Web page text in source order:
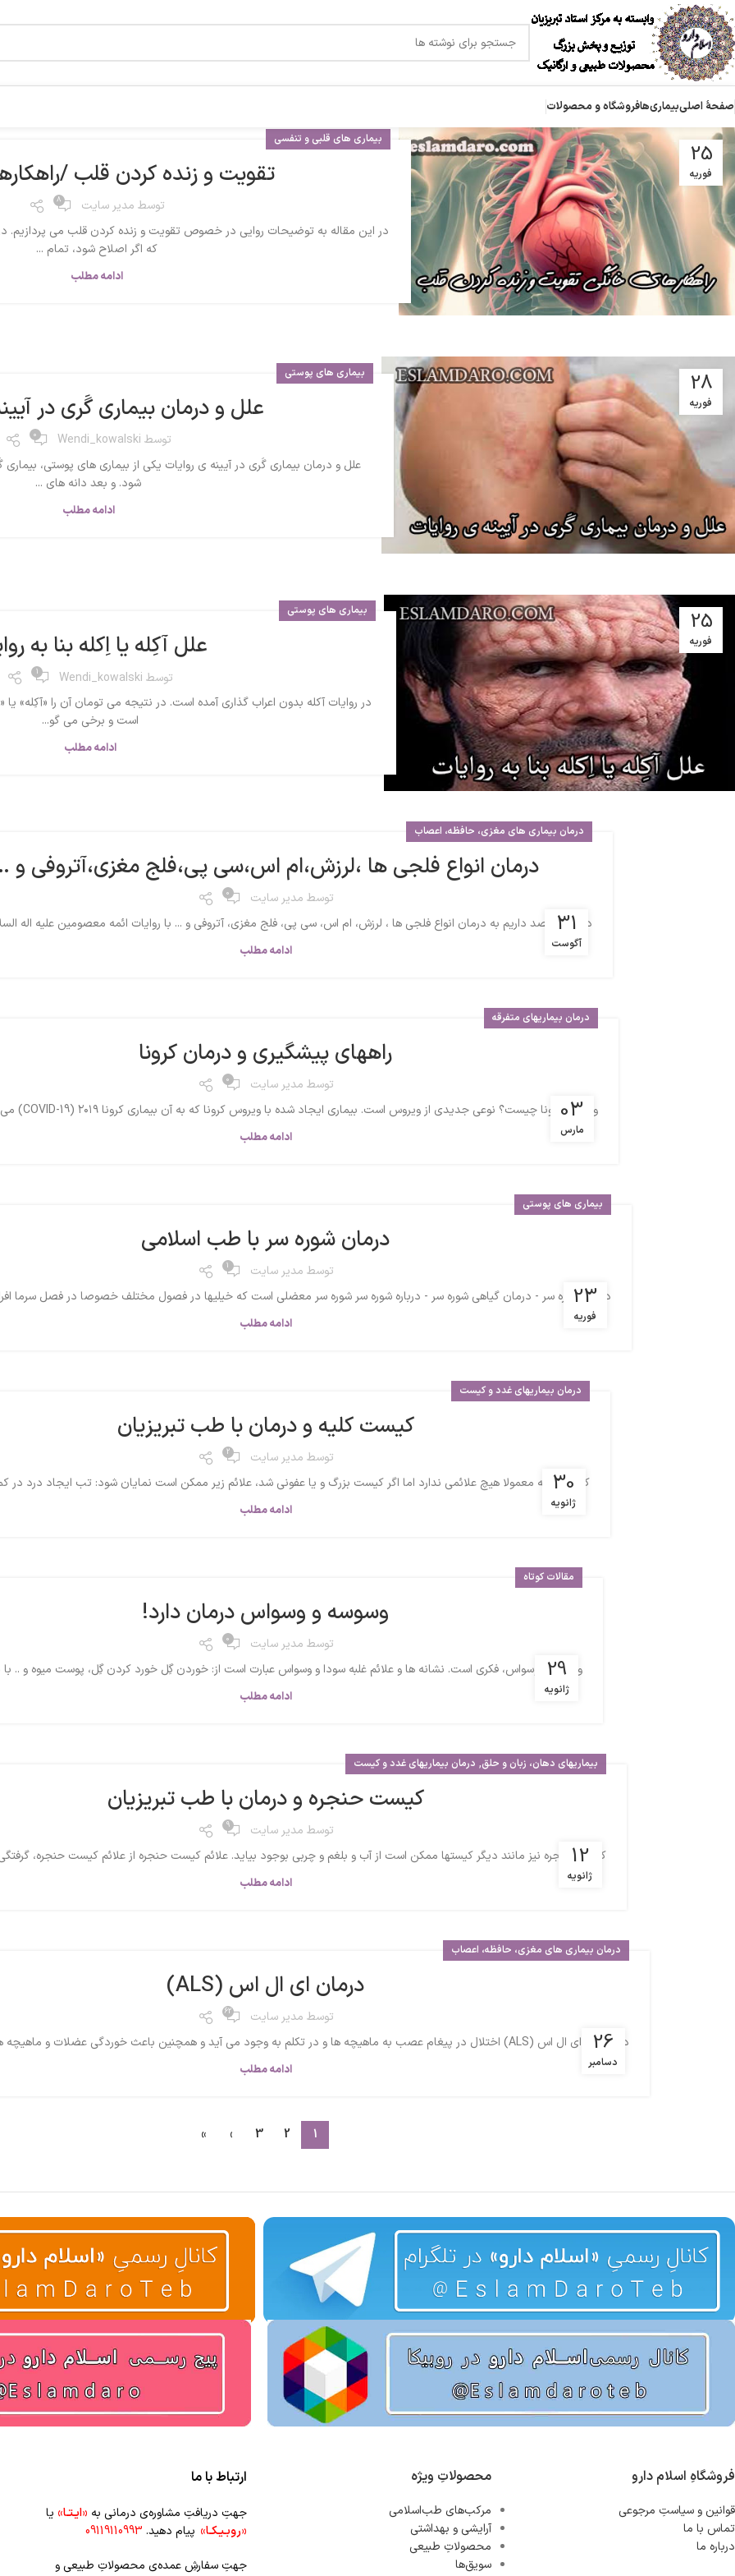
صفحۀ اصلیبیماری‌هافروشگاه و محصولات
25
فوریه
بیماری های قلبی و تنفسی
تقویت و زنده کردن قلب /
توسط مدیر سایت 8
در این مقاله به توضیحات روایی در خصوص تقویت و زنده کردن قلب می پردازیم.
که اگر اصلاح شود، تمام ...
ادامه مطلب
28
فوریه
بیماری های پوستی
علل و درمان بیماری گَری در
توسط Wendi_kowalski
0
علل و درمان بیماری گَری در آیینه ی روایات یکی از بیماری های پوستی،
شود. و بعد دانه های ...
ادامه مطلب
25
فوریه
بیماری های پوستی
علل آکِله یا اِکله بنا به
توسط Wendi_kowalski
1
در روایات آکله بدون اعراب گذاری آمده است. در نتیجه می تومان آن را «آکِله»
است و برخی می گو...
ادامه مطلب
31
آگوست
درمان بیماری های مغزی، حافظه، اعصاب
درمان انواع فلجی ها ،لرزش،ام اس،سی پی،فلج مغزی،آتروفی و
توسط مدیر سایت 0
در اینجا قصد داریم به درمان انواع فلجی ها ، لرزش، ام اس، سی پی، فلج مغزی، آتروفی و ... با روایات ائمه معصومین علیه اله
ادامه مطلب
03
مارس
درمان بیماریهای متفرقه
راههای پیشگیری و درمان کرونا
توسط مدیر سایت 0
ویروس کرونا چیست؟ نوعی جدیدی از ویروس است. بیماری ایجاد شده با ویروس کرونا که به آن بیماری کرونا ۲۰۱۹ (COVID-19) می‌گویند، اولین ...
ادامه مطلب
23
فوریه
بیماری های پوستی
درمان شوره سر با طب اسلامی
توسط مدیر سایت 1
درمان شوره سر - درمان گیاهی شوره سر - درباره شوره سر شوره سر معضلی است که خیلیها در فصول مختلف خصوصا در فصل سرما
ادامه مطلب
30
ژانویه
درمان بیماریهای غدد و کیست
کیست کلیه و درمان با طب تبریزیان
توسط مدیر سایت 2
کیست کلیه معمولا هیچ علائمی ندارد اما اگر کیست بزرگ و یا عفونی شد، علائم زیر ممکن است نمایان شود: تب ایجاد درد در
ادامه مطلب
29
ژانویه
مقالات کوتاه
وسوسه و وسواس درمان دارد!
توسط مدیر سایت 0
وسوسه و وسواس، فکری است. نشانه ها و علائم غلبه سودا و وسواس عبارت است از: خوردن گِل خورد کردن گِل، پوست میوه و ..
ادامه مطلب
12
ژانویه
بیماریهای دهان، زبان و حلق, درمان بیماریهای غدد و کیست
کیست حنجره و درمان با طب تبریزیان
توسط مدیر سایت 9
کیست حنجره نیز مانند دیگر کیستها ممکن است از آب و بلغم و چربی بوجود بیاید. علائم کیست حنجره از علائم کیست حنجره،
ادامه مطلب
26
دسامبر
درمان بیماری های مغزی، حافظه، اعصاب
درمان ای ال اس (ALS)
توسط مدیر سایت 62
در بیماری ای ال اس (ALS) اختلال در پیغام عصب به ماهیچه ها و در تکلم به وجود می آید و همچنین باعث خوردگی عضلات و ماهیچه ها می شود. طب مد...
ادامه مطلب
1
2
3
›
»
فروشگاهِ اسلام دارو
قوانین و سیاستِ مرجوعی
تماس با ما
درباره ما
محصولاتِ ویژه
مرکب‌های طب‌اسلامی
آرایشی و بهداشتی
محصولاتِ طبیعی
سویق‌ها
ارتباط با ما
جهتِ دریافتِ مشاوره‌ی درمانی به «ایـتـا» یا
«روبـیـکـا» پیام دهید. 09119110993
جهتِ سفارشِ عمده‌‌ی محصولاتِ طبیعی و